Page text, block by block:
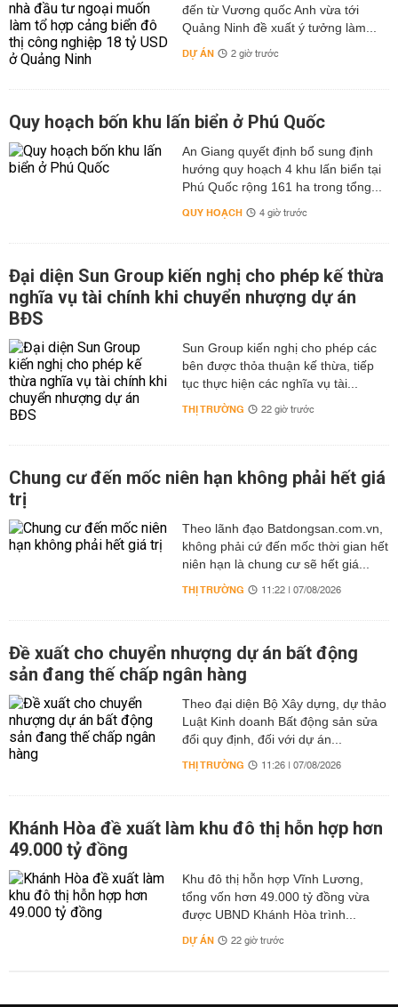
đến từ Vương quốc Anh vừa tới
Quảng Ninh đề xuất ý tưởng làm...
DỰ ÁN 2 giờ trước
Quy hoạch bốn khu lấn biển ở Phú Quốc
An Giang quyết định bổ sung định
hướng quy hoạch 4 khu lấn biển tại
Phú Quốc rộng 161 ha trong tổng...
QUY HOẠCH 4 giờ trước
Đại diện Sun Group kiến nghị cho phép kế thừa
nghĩa vụ tài chính khi chuyển nhượng dự án
BĐS
Sun Group kiến nghị cho phép các
bên được thỏa thuận kế thừa, tiếp
tục thực hiện các nghĩa vụ tài...
THỊ TRƯỜNG 22 giờ trước
Chung cư đến mốc niên hạn không phải hết giá
trị
Theo lãnh đạo Batdongsan.com.vn,
không phải cứ đến mốc thời gian hết
niên hạn là chung cư sẽ hết giá...
THỊ TRƯỜNG 11:22 | 07/08/2026
Đề xuất cho chuyển nhượng dự án bất động
sản đang thế chấp ngân hàng
Theo đại diện Bộ Xây dựng, dự thảo
Luật Kinh doanh Bất động sản sửa
đổi quy định, đối với dự án...
THỊ TRƯỜNG 11:26 | 07/08/2026
Khánh Hòa đề xuất làm khu đô thị hỗn hợp hơn
49.000 tỷ đồng
Khu đô thị hỗn hợp Vĩnh Lương,
tổng vốn hơn 49.000 tỷ đồng vừa
được UBND Khánh Hòa trình...
DỰ ÁN 22 giờ trước